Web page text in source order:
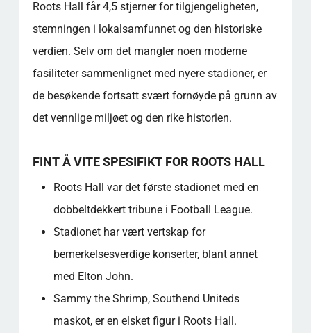
Roots Hall får 4,5 stjerner for tilgjengeligheten,
stemningen i lokalsamfunnet og den historiske
verdien. Selv om det mangler noen moderne
fasiliteter sammenlignet med nyere stadioner, er
de besøkende fortsatt svært fornøyde på grunn av
det vennlige miljøet og den rike historien.
FINT Å VITE SPESIFIKT FOR ROOTS HALL
Roots Hall var det første stadionet med en
dobbeltdekkert tribune i Football League.
Stadionet har vært vertskap for
bemerkelsesverdige konserter, blant annet
med Elton John.
Sammy the Shrimp, Southend Uniteds
maskot, er en elsket figur i Roots Hall.